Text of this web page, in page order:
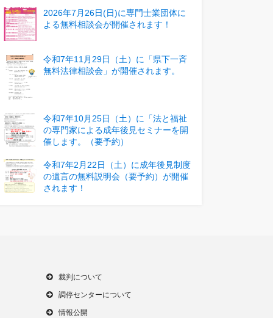
2026年7月26日(日)に専門士業団体に
よる無料相談会が開催されます！
令和7年11月29日（土）に「県下一斉
無料法律相談会」が開催されます。
令和7年10月25日（土）に「法と福祉
の専門家による成年後見セミナーを開
催します。（要予約）
令和7年2月22日（土）に成年後見制度
の遺言の無料説明会（要予約）が開催
されます！
裁判について
調停センターについて
情報公開